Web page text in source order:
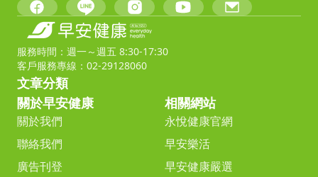
服務時間：週一～週五 8:30-17:30
客戶服務專線：02-29128060
文章分類
關於早安健康
關於我們
聯絡我們
廣告刊登
相關網站
永悅健康官網
早安樂活
早安健康嚴選